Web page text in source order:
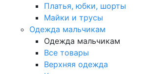
Платья, юбки, шорты
Майки и трусы
Одежда мальчикам
Одежда мальчикам
Все товары
Верхняя одежда